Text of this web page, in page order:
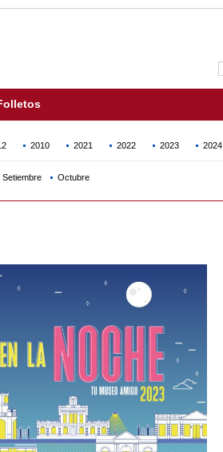
2010 2021 2022 2023 2024
Setiembre Octubre